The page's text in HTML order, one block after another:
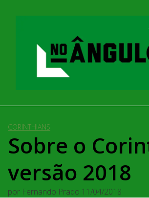
CORINTHIANS
Sobre o
versão 2018
por Fernando Prado 11/04/2018